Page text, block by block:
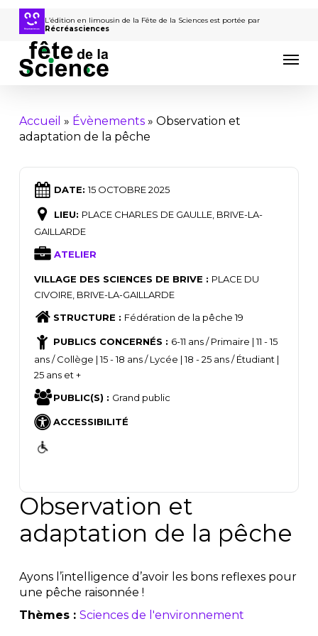
Passer
contenu
principal
L’édition en limousin de la Fête de la Sciences est portée par
Récréasciences
Accueil » Évènements» Observation et
adaptation de la pêche
DATE:15 OCTOBRE 2025
LIEU: PLACE CHARLES DE GAULLE, BRIVE-LA-
GAILLARDE
ATELIER
VILLAGE DES SCIENCES DE BRIVE : PLACE DU
CIVOIRE, BRIVE-LA-GAILLARDE
STRUCTURE : Fédération de la pêche 19
PUBLICS CONCERNÉS : 6-11 ans / Primaire | 11 - 15
ans / Collège | 15 - 18 ans / Lycée | 18 - 25 ans / Étudiant |
25 ans et +
PUBLIC(S) : Grand public
ACCESSIBILITÉ
Observation et
adaptation de la pêche
Ayons l’intelligence d’avoir les bons reflexes pour
une pêche raisonnée !
Thèmes : Sciences de l'environnement